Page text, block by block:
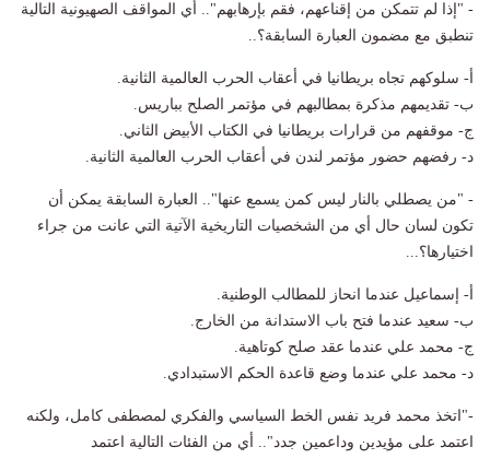
- "إذا لم تتمكن من إقناعهم، فقم بإرهابهم".. أي المواقف الصهيونية التالية
تنطبق مع مضمون العبارة السابقة؟..
أ- سلوكهم تجاه بريطانيا في أعقاب الحرب العالمية الثانية.
ب- تقديمهم مذكرة بمطالبهم في مؤتمر الصلح بباريس.
ج- موقفهم من قرارات بريطانيا في الكتاب الأبيض الثاني.
د- رفضهم حضور مؤتمر لندن في أعقاب الحرب العالمية الثانية.
- "من يصطلي بالنار ليس كمن يسمع عنها".. العبارة السابقة يمكن أن
تكون لسان حال أي من الشخصيات التاريخية الآتية التي عانت من جراء
اختيارها؟...
أ- إسماعيل عندما انحاز للمطالب الوطنية.
ب- سعيد عندما فتح باب الاستدانة من الخارج.
ج- محمد علي عندما عقد صلح كوتاهية.
د- محمد علي عندما وضع قاعدة الحكم الاستبدادي.
-"اتخذ محمد فريد نفس الخط السياسي والفكري لمصطفى كامل، ولكنه
اعتمد على مؤيدين وداعمين جدد".. أي من الفئات التالية اعتمد